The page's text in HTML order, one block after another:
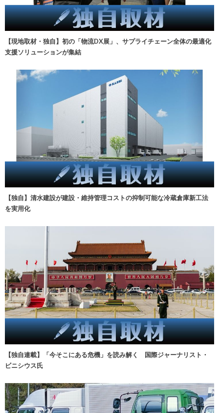
【現地取材・独自】初の「物流DX展」、サプライチェーン全体の最適化
支援ソリューションが集結
【独自】清水建設が建設・維持管理コストの抑制可能な冷蔵倉庫新工法
を実用化
【独自連載】「今そこにある危機」を読み解く 国際ジャーナリスト・
ビニシウス氏